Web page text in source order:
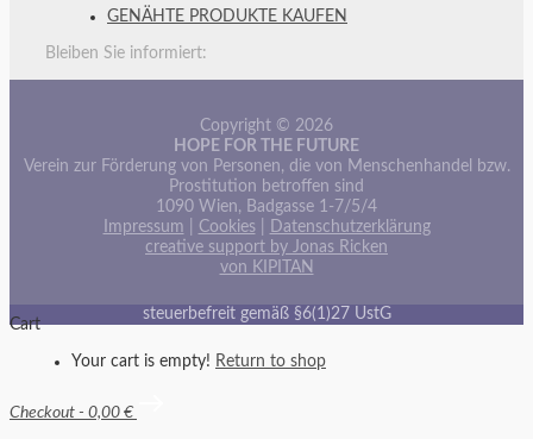
GENÄHTE PRODUKTE KAUFEN
Bleiben Sie informiert:
Copyright © 2026
HOPE FOR THE FUTURE
Verein zur Förderung von Personen, die von Menschenhandel bzw.
Prostitution betroffen sind
1090 Wien, Badgasse 1-7/5/4
Impressum
Cookies|
Datenschutzerklärung
creative support by Jonas Ricken
von KIPITAN
steuerbefreit gemäß §6(1)27 UstG
Cart
Your cart is empty! Return to shop
Checkout - 0,00 €